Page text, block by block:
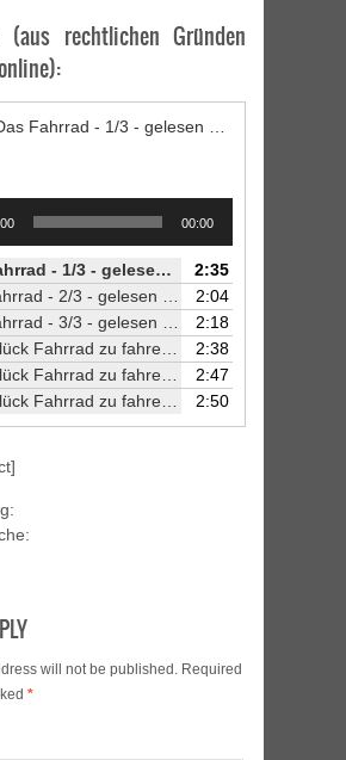
(aus rechtlichen Gründen
Das Fahrrad - 1/3 - gelesen von Jörg Petzold
00:00
- 1/3 - gelesen von Jörg Petzold
2:35
- 2/3 - gelesen von Jörg Petzold
2:04
- 3/3 - gelesen von Jörg Petzold
2:18
zu fahren - 1/3 - gelesen von Jörg Petzold
2:38
zu fahren - 2/3 - gelesen von Jörg Petzold
2:47
zu fahren - 3/3 - gelesen von Jörg Petzold 2:50
will not be published. Required
*